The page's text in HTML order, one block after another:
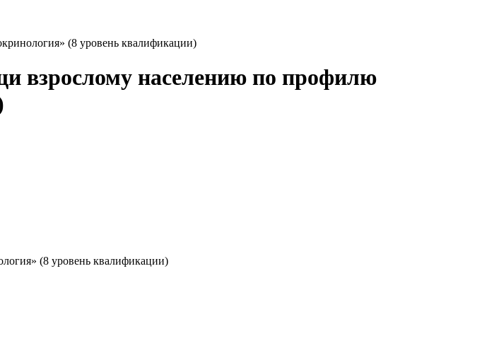
(8 уровень квалификации)
взрослому населению по профилю
(8 уровень квалификации)